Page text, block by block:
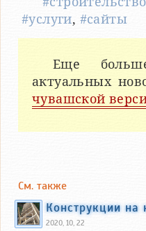
#услуги, #сайты
Еще
актуальных
чувашской
См. также
Конструкции
2020, 10, 22